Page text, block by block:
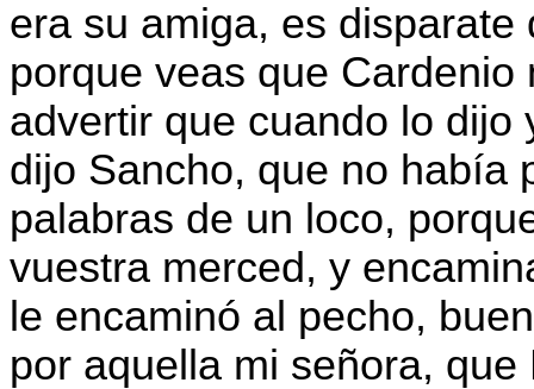
era su amiga, es
porque veas que
advertir que cuando lo
dijo Sancho, que no había
palabras de un loco,
vuestra merced, y
le encaminó al pecho,
por aquella mi señora,